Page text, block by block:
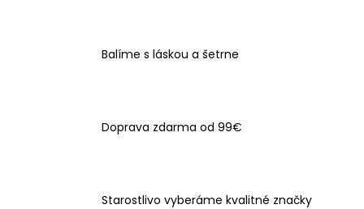
Balíme s láskou a šetrne
Doprava zdarma od 99€
Starostlivo vyberáme kvalitné značky